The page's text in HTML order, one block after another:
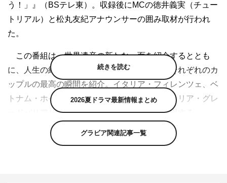
う！」』（BSテレ東）。収録後にMCの徳井義実（チュー
トリアル）と松丸友紀アナウンサーの囲み取材が行われ
た。
この番組は、世界遺産の新たな一面を紹介するととも
に、人生の絶頂ともいえる結婚式に密着し、それぞれのカ
ップルの最高の瞬間を紹介。イタリア・フィレンツェ、ベ
トナム・ホイアン、日本・富士山、オーストラリア・グレ
ードバリアリーフで挙式をするカップルが登場する。
収録を終え、徳井義実は「今まで、結婚式は地味で少人
続きを読む
2026夏ドラマ最新情報まとめ
グラビア関連記事一覧